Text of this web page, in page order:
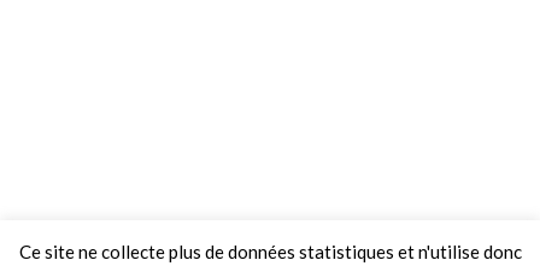
Ce site ne collecte plus de données statistiques et n'utilise donc